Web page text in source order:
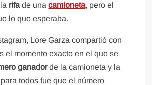
rifade unacamioneta, pero el
lo que esperaba.
Lore Garza compartió con
el momento exacto en el que se
ganadorde la camioneta y la
todos fue que el número